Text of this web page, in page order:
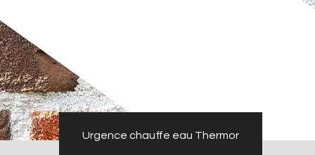
Urgence chauffe eau Thermor